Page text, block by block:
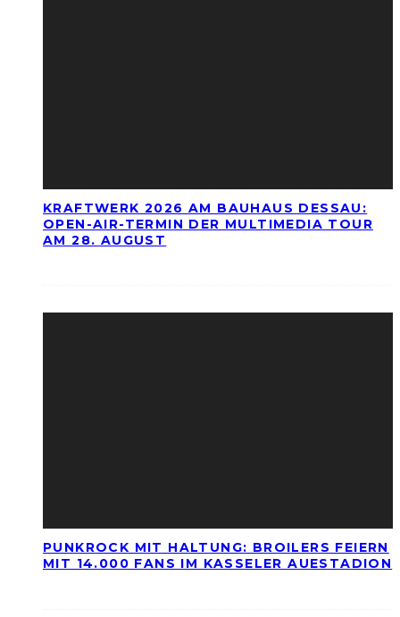
KRAFTWERK 2026 AM BAUHAUS DESSAU:
OPEN-AIR-TERMIN DER MULTIMEDIA TOUR
AM 28. AUGUST
PUNKROCK MIT HALTUNG: BROILERS FEIERN
MIT 14.000 FANS IM KASSELER AUESTADION